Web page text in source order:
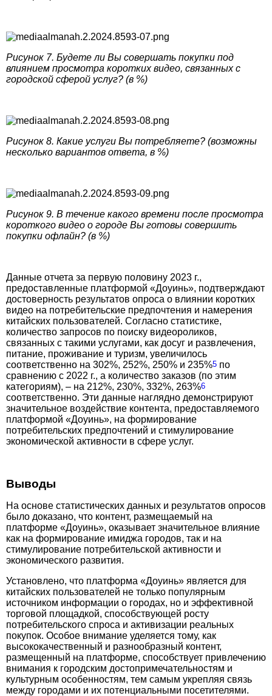
Рисунок 7. Будете ли Вы совершать покупки под
влиянием просмотра коротких видео, связанных с
городской сферой услуг? (в %)
Рисунок 8. Какие услуги Вы потребляете? (возможны
несколько вариантов ответа, в %)
Рисунок 9. В течение какого времени после просмотра
короткого видео о городе Вы готовы совершить
покупки офлайн? (в %)
Данные отчета за первую половину 2023 г.,
предоставленные платформой «Доу­инь», подтверждают
достоверность результатов опроса о влиянии коротких
видео на потребительские предпочтения и намерения
китайских пользователей. Согласно статистике,
количество запросов по поиску видеороликов,
связанных с такими услугами, как досуг и развлечения,
питание, проживание и туризм, увеличилось
соответственно на 302%, 252%, 250% и 235%5 по
сравнению с 2022 г., а количество заказов (по этим
категориям), – на 212%, 230%, 332%, 263%6
соответственно. Эти данные наглядно демонстрируют
значительное воздействие контента, предоставляемого
платформой «Доуинь», на формирование
потребительских предпочтений и стимулирование
экономической активности в сфере услуг.
Выводы
На основе статистических данных и результатов опросов
было доказано, что контент, размещаемый на
платформе «Доу­инь», оказывает значительное влияние
как на формирование имиджа городов, так и на
стимулирование потребительской активности и
экономического развития.
Установлено, что платформа «Доуинь» является для
китайских пользователей не только популярным
источником информации о городах, но и эффективной
торговой площадкой, способствующей рос­ту
потребительского спроса и активизации реальных
покупок. Особое внимание уделяется тому, как
высококачественный и разнообразный контент,
размещенный на платформе, способствует привлечению
внимания к городским достопримечательностям и
культурным особенностям, тем самым укрепляя связь
между городами и их потенциальными посетителями.